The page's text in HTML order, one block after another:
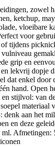
zowel
ketchup,
vloeibare
voor
tijdens
grip en
lekvrij dopje
dat enkel door
hand. Open
stijlvol: van
materiaal
denk aan het
en deze